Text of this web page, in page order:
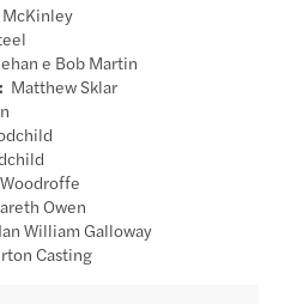
McKinley
e Bob Martin
Matthew Sklar
Owen
Ian William Galloway
Casting